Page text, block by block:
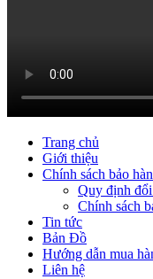
Trang chủ
Giới thiệu
Chính sách bảo
Quy định đổi
Chính sách
Tin tức
Bản Đồ
Hướng dẫn mua
Liên hệ